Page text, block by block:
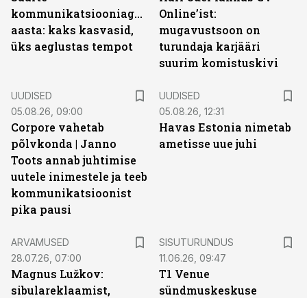
kommunikatsiooniagentuuride
aasta: kaks kasvasid,
üks aeglustas tempot
Online’ist:
mugavustsoon on
turundaja karjääri
suurim komistuskivi
UUDISED
05.08.26, 09:00
Corpore vahetab
põlvkonda | Janno
Toots annab juhtimise
uutele inimestele ja teeb
kommunikatsioonist
pika pausi
UUDISED
05.08.26, 12:31
Havas Estonia nimetab
ametisse uue juhi
ARVAMUSED
28.07.26, 07:00
Magnus Lužkov:
sibulareklaamist,
SISUTURUNDUS
11.06.26, 09:47
T1 Venue
sündmuskeskuse